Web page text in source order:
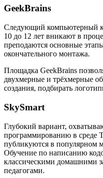
GeekBrains
Следующий компьютерный
10 до 12 лет вникают в
преподаются основные
окончательного монтажа.
Площадка GeekBrains
двухмерные и трёхмерные
создания, подбирать
SkySmart
Глубокий вариант,
программированию в среде
публикуются в популярном
Обучение по написанию
классическими домашними
педагогами.